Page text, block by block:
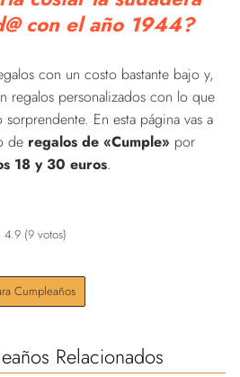
con el año 1944?
con un costo bastante bajo y,
regalos personalizados con lo que
En esta página vas a
de regalos de «Cumple» por
18 y 30 euros.
4.9 (9 votos)
Cumpleaños
Relacionados